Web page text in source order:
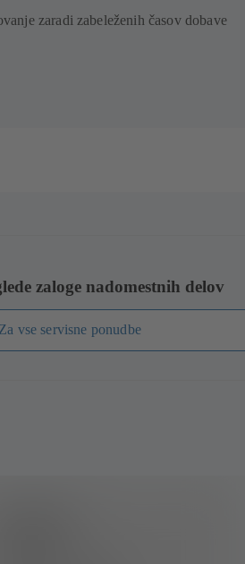
zaradi zabeleženih časov dobave
zaloge nadomestnih delov
Za vse servisne ponudbe